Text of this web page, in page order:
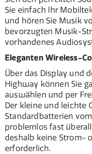
Sie einfach Ihr
und hören Sie Musik
bevorzugten Musik-
vorhandenes
Eleganten Wireless-
Über das Display und
Highway können Sie
auswählen und per
Der kleine und leichte
Standardbatterien
problemlos fast
deshalb keine Strom-
erforderlich.